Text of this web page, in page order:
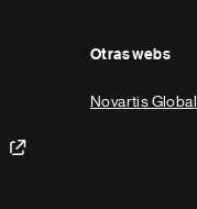
Otras webs
Novartis Global